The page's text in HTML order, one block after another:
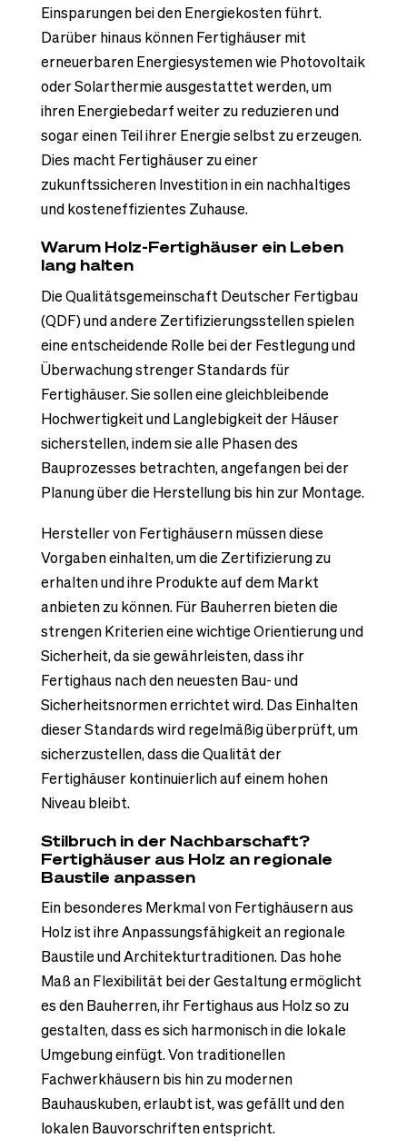
Einsparungen bei den Energiekosten führt.
Darüber hinaus können Fertighäuser mit
erneuerbaren Energiesystemen wie Photovoltaik
oder Solarthermie ausgestattet werden, um
ihren Energiebedarf weiter zu reduzieren und
sogar einen Teil ihrer Energie selbst zu erzeugen.
Dies macht Fertighäuser zu einer
zukunftssicheren Investition in ein nachhaltiges
und kosteneffizientes Zuhause.
Warum Holz-Fertighäuser ein Leben
lang halten
Die Qualitätsgemeinschaft Deutscher Fertigbau
(QDF) und andere Zertifizierungsstellen spielen
eine entscheidende Rolle bei der Festlegung und
Überwachung strenger Standards für
Fertighäuser. Sie sollen eine gleichbleibende
Hochwertigkeit und Langlebigkeit der Häuser
sicherstellen, indem sie alle Phasen des
Bauprozesses betrachten, angefangen bei der
Planung über die Herstellung bis hin zur Montage.
Hersteller von Fertighäusern müssen diese
Vorgaben einhalten, um die Zertifizierung zu
erhalten und ihre Produkte auf dem Markt
anbieten zu können. Für Bauherren bieten die
strengen Kriterien eine wichtige Orientierung und
Sicherheit, da sie gewährleisten, dass ihr
Fertighaus nach den neuesten Bau- und
Sicherheitsnormen errichtet wird. Das Einhalten
dieser Standards wird regelmäßig überprüft, um
sicherzustellen, dass die Qualität der
Fertighäuser kontinuierlich auf einem hohen
Niveau bleibt.
Stilbruch in der Nachbarschaft?
Fertighäuser aus Holz an regionale
Baustile anpassen
Ein besonderes Merkmal von Fertighäusern aus
Holz ist ihre Anpassungsfähigkeit an regionale
Baustile und Architekturtraditionen. Das hohe
Maß an Flexibilität bei der Gestaltung ermöglicht
es den Bauherren, ihr Fertighaus aus Holz so zu
gestalten, dass es sich harmonisch in die lokale
Umgebung einfügt. Von traditionellen
Fachwerkhäusern bis hin zu modernen
Bauhauskuben, erlaubt ist, was gefällt und den
lokalen Bauvorschriften entspricht.